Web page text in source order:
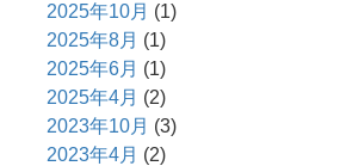
2025年10月 (1)
2025年8月 (1)
2025年6月 (1)
2025年4月 (2)
2023年10月 (3)
2023年4月 (2)